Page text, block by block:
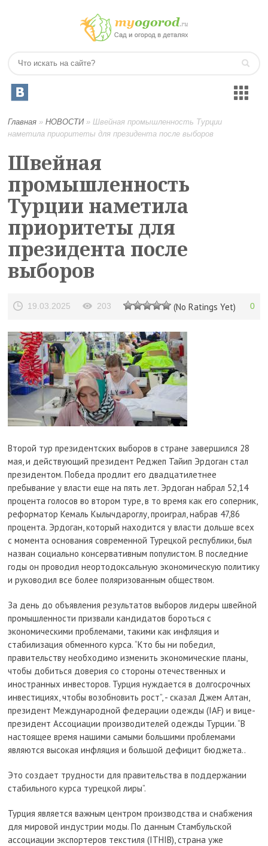
Главная »НОВОСТИ»Швейная промышленность Турции
наметила приоритеты для президента после выборов
Швейная
промышленность
Турции наметила
приоритеты для
президента после
выборов
19.03.2025 203 (No Ratings Yet) 0
Второй тур президентских выборов в стране завершился 28
мая, и действующий президент Реджеп Тайип Эрдоган стал
президентом. Победа продлит его двадцатилетнее
пребывание у власти еще на пять лет. Эрдоган набрал 52,14
процента голосов во втором туре, в то время как его соперник,
реформатор Кемаль Кылычдароглу, проиграл, набрав 47,86
процента. Эрдоган, который находится у власти дольше всех
с момента основания современной Турецкой республики, был
назван социально консервативным популистом. В последние
годы он проводил неортодоксальную экономическую политику
и руководил все более поляризованным обществом.
За день до объявления результатов выборов лидеры швейной
промышленности призвали кандидатов бороться с
экономическими проблемами, такими как инфляция и
стабилизация обменного курса. “Кто бы ни победил,
правительству необходимо изменить экономические планы,
чтобы добиться доверия со стороны отечественных и
иностранных инвесторов. Турция нуждается в долгосрочных
инвестициях, чтобы возобновить рост”, - сказал Джем Алтан,
президент Международной федерации одежды (IAF) и вице-
президент Ассоциации производителей одежды Турции. “В
настоящее время нашими самыми большими проблемами
являются высокая инфляция и большой дефицит бюджета..
Это создает трудности для правительства в поддержании
стабильного курса турецкой лиры”.
Турция является важным центром производства и снабжения
для мировой индустрии моды. По данным Стамбульской
ассоциации экспортеров текстиля (ITHIB), страна уже